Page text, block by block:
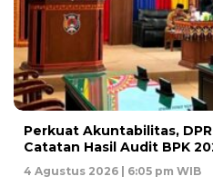
Perkuat Akuntabilitas,
Catatan Hasil Audit BPK
4 Agustus 2026 | 6:05 pm WIB